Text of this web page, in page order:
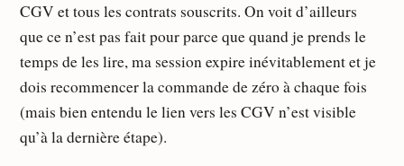
CGV et tous les contrats souscrits. On voit d’ailleurs
que ce n’est pas fait pour parce que quand je prends le
temps de les lire, ma session expire inévitablement et je
dois recommencer la commande de zéro à chaque fois
(mais bien entendu le lien vers les CGV n’est visible
qu’à la dernière étape).